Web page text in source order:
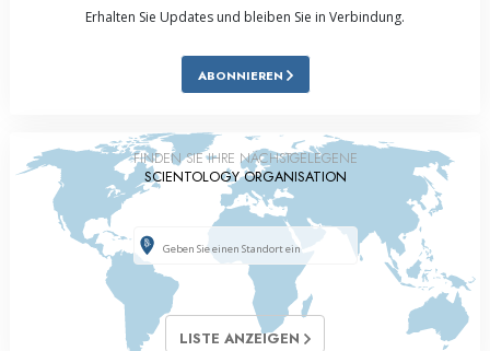
Erhalten Sie Updates und bleiben Sie in Verbindung.
ABONNIEREN
FINDEN SIE IHRE NÄCHSTGELEGENE
SCIENTOLOGY ORGANISATION
LISTE ANZEIGEN